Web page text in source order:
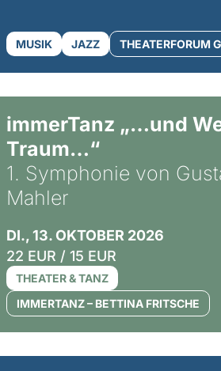
MUSIK JAZZ THEATERFORUM
immerTanz „…und
Traum…“
1. Symphonie von
Mahler
DI., 13. OKTOBER 2026
22 EUR / 15 EUR
THEATER & TANZ
IMMERTANZ – BETTINA FRITSCHE